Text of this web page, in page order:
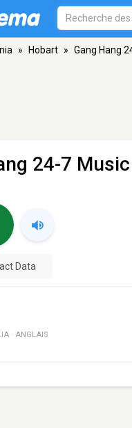
» Hobart » Gang Hang
24-7 Music
Data
· ANGLAIS